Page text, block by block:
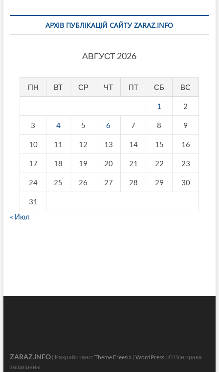
АРХІВ ПУБЛІКАЦІЙ САЙТУ ZARAZ.INFO
АВГУСТ 2026
ПН ВТ СР ЧТ ПТ СБ ВС
1 2
3 4 5 6 7 8 9
10 11 12 13 14 15 16
17 18 19 20 21 22 23
24 25 26 27 28 29 30
31
« Июл
ZARAZ.INFO| Разработано: Theme Freesia| WordPress| © Все права
защищены